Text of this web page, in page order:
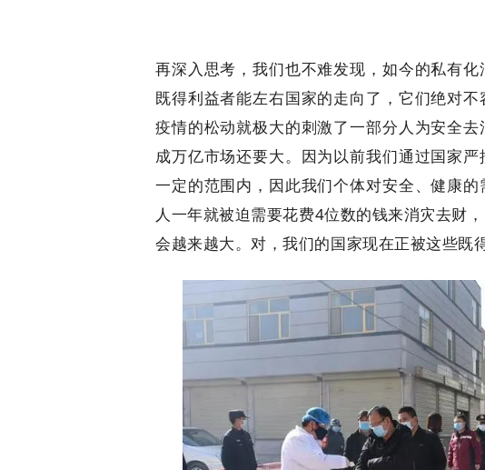
再深入思考，我们也不难发现，如今的私有
既得利益者能左右国家的走向了，它们绝对
疫情的松动就极大的刺激了一部分人为安全
成万亿市场还要大。因为以前我们通过国家
一定的范围内，因此我们个体对安全、健康
人一年就被迫需要花费4位数的钱来消灾去财
会越来越大。对，我们的国家现在正被这些既